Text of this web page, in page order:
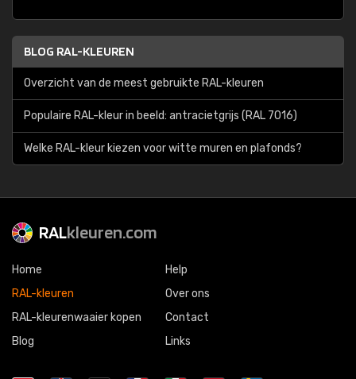
BLOG RAL-KLEUREN
Overzicht van de meest gebruikte RAL-kleuren
Populaire RAL-kleur in beeld: antracietgrijs (RAL 7016)
Welke RAL-kleur kiezen voor witte muren en plafonds?
RALkleuren.com
Home
RAL-kleuren
RAL-kleurenwaaier kopen
Blog
Help
Over ons
Contact
Links